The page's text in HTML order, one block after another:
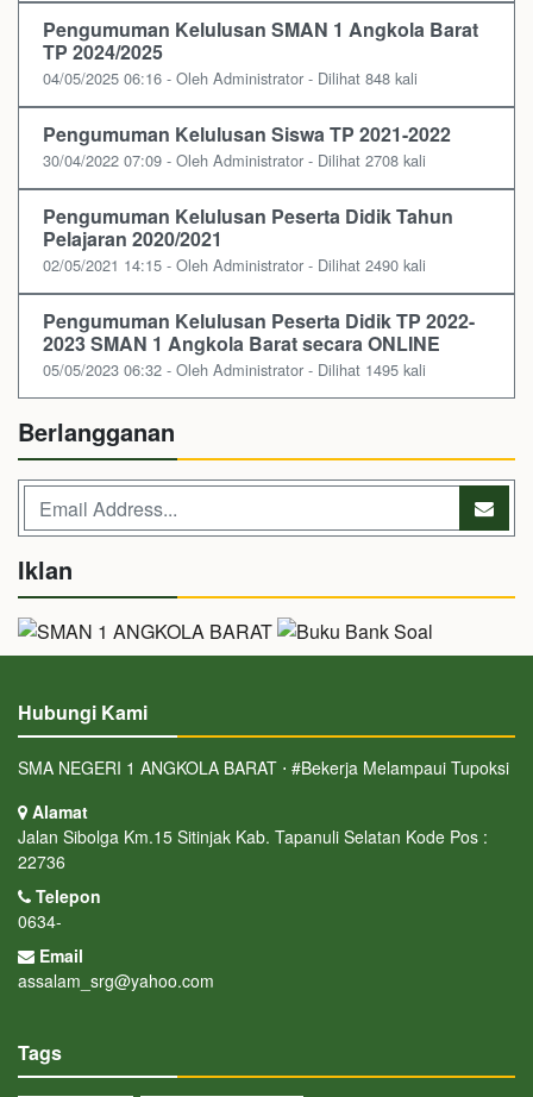
Pengumuman Kelulusan SMAN 1 Angkola Barat
TP 2024/2025
04/05/2025 06:16 - Oleh Administrator - Dilihat 848 kali
Pengumuman Kelulusan Siswa TP 2021-2022
30/04/2022 07:09 - Oleh Administrator - Dilihat 2708 kali
Pengumuman Kelulusan Peserta Didik Tahun
Pelajaran 2020/2021
02/05/2021 14:15 - Oleh Administrator - Dilihat 2490 kali
Pengumuman Kelulusan Peserta Didik TP 2022-
2023 SMAN 1 Angkola Barat secara ONLINE
05/05/2023 06:32 - Oleh Administrator - Dilihat 1495 kali
Berlangganan
Iklan
Hubungi Kami
SMA NEGERI 1 ANGKOLA BARAT ⋅ #Bekerja Melampaui Tupoksi
Alamat
Jalan Sibolga Km.15 Sitinjak Kab. Tapanuli Selatan Kode Pos :
22736
Telepon
0634-
Email
assalam_srg@yahoo.com
Tags